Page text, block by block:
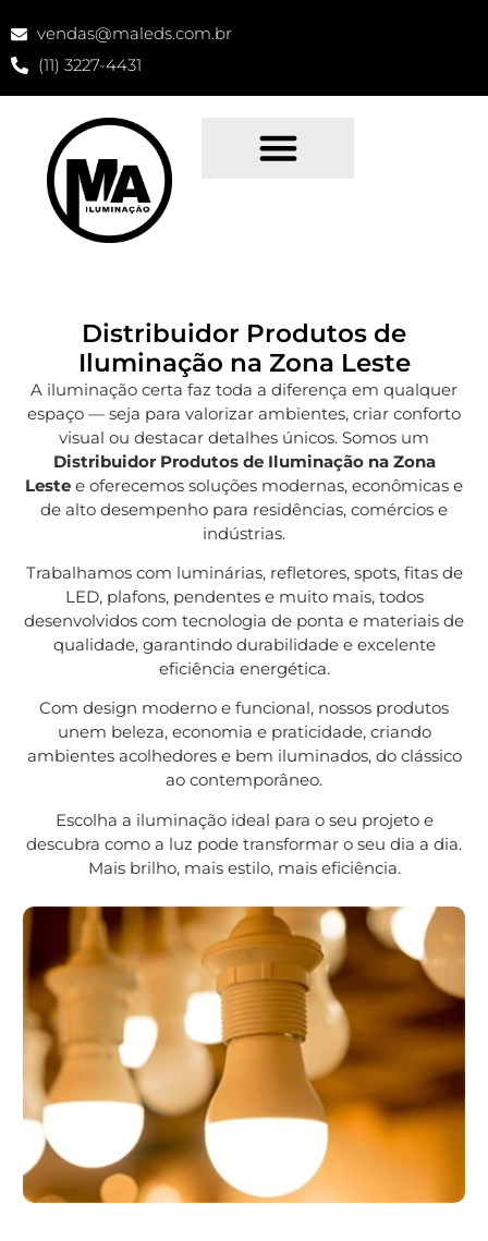
vendas@maleds.com.br
(11) 3227-4431
Distribuidor Produtos de
Iluminação na Zona Leste
A iluminação certa faz toda a diferença em qualquer
espaço — seja para valorizar ambientes, criar conforto
visual ou destacar detalhes únicos. Somos um
Distribuidor Produtos de Iluminação na Zona
Leste e oferecemos soluções modernas, econômicas e
de alto desempenho para residências, comércios e
indústrias.
Trabalhamos com luminárias, refletores, spots, fitas de
LED, plafons, pendentes e muito mais, todos
desenvolvidos com tecnologia de ponta e materiais de
qualidade, garantindo durabilidade e excelente
eficiência energética.
Com design moderno e funcional, nossos produtos
unem beleza, economia e praticidade, criando
ambientes acolhedores e bem iluminados, do clássico
ao contemporâneo.
Escolha a iluminação ideal para o seu projeto e
descubra como a luz pode transformar o seu dia a dia.
Mais brilho, mais estilo, mais eficiência.